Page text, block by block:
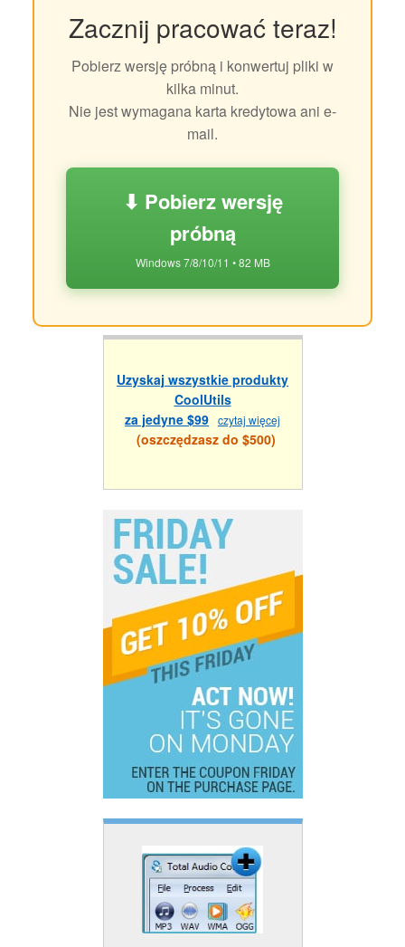
Zacznij pracować teraz!
Pobierz wersję próbną i konwertuj pliki w
kilka minut.
Nie jest wymagana karta kredytowa ani e-
mail.
⬇ Pobierz wersję
próbną
Windows 7/8/10/11 • 82 MB
Uzyskaj wszystkie produkty
CoolUtils
za jedyne $99 czytaj więcej
(oszczędzasz do $500)